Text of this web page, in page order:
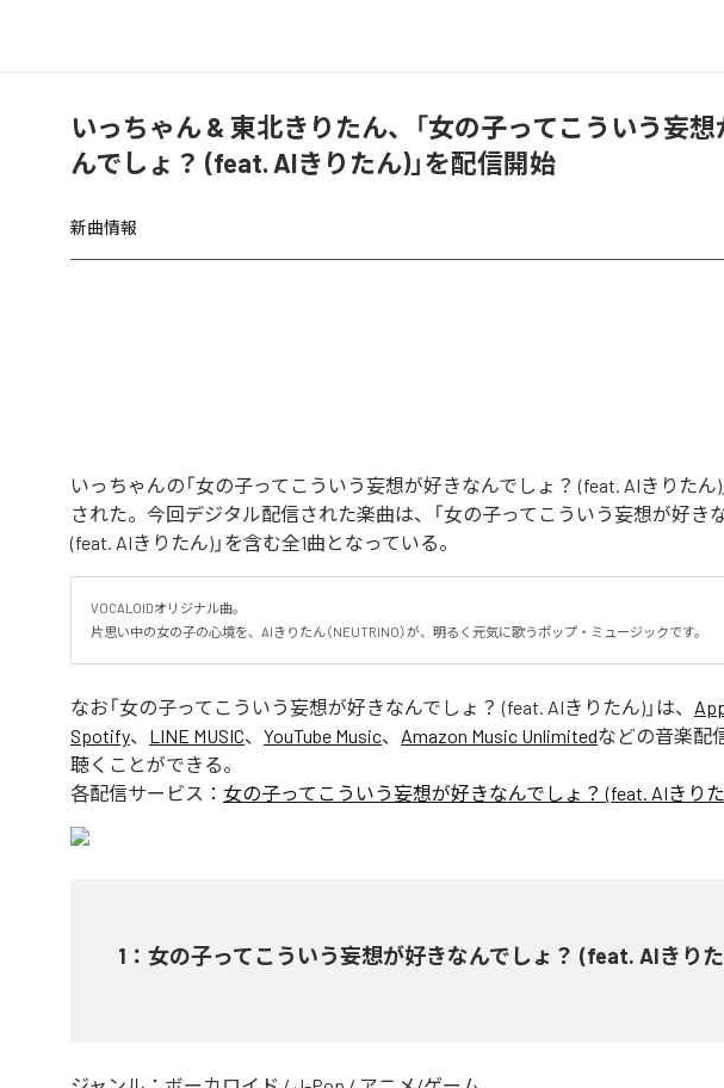
いっちゃん & 東北きりたん、「女の子ってこういう妄
んでしょ？ (feat. AIきりたん)」を配信開始
新曲情報
いっちゃんの「女の子ってこういう妄想が好きなんでしょ？ (feat. AIきりたん)
された。今回デジタル配信された楽曲は、「女の子ってこういう妄想が好き
(feat. AIきりたん)」を含む全1曲となっている。
VOCALOIDオリジナル曲。
片思い中の女の子の心境を、AIきりたん（NEUTRINO）が、明るく元気に歌うポップ・ミュージックです。
なお「女の子ってこういう妄想が好きなんでしょ？ (feat. AIきりたん) 」は、
Spotify、 LINE MUSIC、 YouTube Music、 Amazon Music Unlimitedなどの音楽配
聴くことができる。
各配信サービス： 女の子ってこういう妄想が好きなんでしょ？ (feat. AIきり
1 ： 女の子ってこういう妄想が好きなんでしょ？ (feat. AIきり